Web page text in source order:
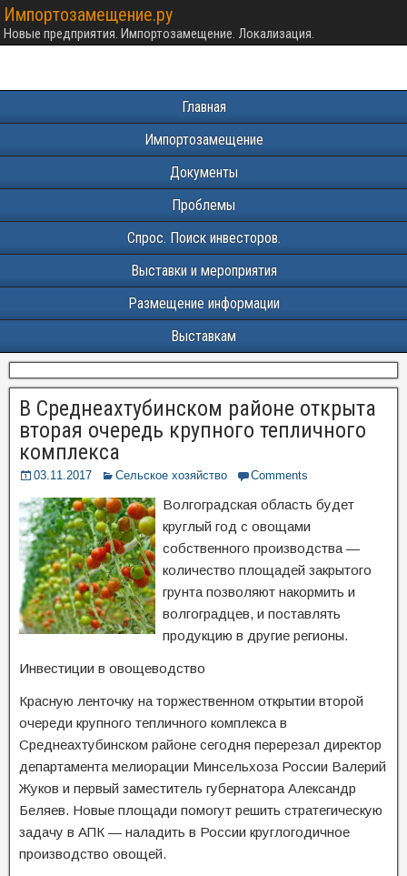
Импортозамещение.ру
Новые предприятия. Импортозамещение. Локализация.
Главная
Импортозамещение
Документы
Проблемы
Спрос. Поиск инвесторов.
Выставки и мероприятия
Размещение информации
Выставкам
В Среднеахтубинском районе открыта
вторая очередь крупного тепличного
комплекса
03.11.2017 Сельское хозяйство Comments
Волгоградская область будет
круглый год с овощами
собственного производства —
количество площадей закрытого
грунта позволяют накормить и
волгоградцев, и поставлять
продукцию в другие регионы.
Инвестиции в овощеводство
Красную ленточку на торжественном открытии второй
очереди крупного тепличного комплекса в
Среднеахтубинском районе сегодня перерезал директор
департамента мелиорации Минсельхоза России Валерий
Жуков и первый заместитель губернатора Александр
Беляев. Новые площади помогут решить стратегическую
задачу в АПК — наладить в России круглогодичное
производство овощей.